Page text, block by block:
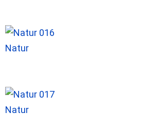
Natur
Natur